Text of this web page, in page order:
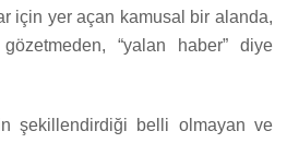
için yer açan kamusal bir alanda,
“yalan haber” diye
şekillendirdiği belli olmayan ve